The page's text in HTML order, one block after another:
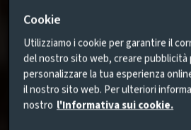
Cookie
Utilizziamo i cookie per garantire il
del nostro sito web, creare
personalizzare la tua esperienza
il nostro sito web. Per ulteriori
nostro l'Informativa sui cookie.